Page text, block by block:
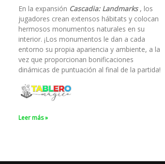
En la expansión Cascadia: Landmarks, los
jugadores crean extensos hábitats y colocan
hermosos monumentos naturales en su
interior. ¡Los monumentos le dan a cada
entorno su propia apariencia y ambiente, a la
vez que proporcionan bonificaciones
dinámicas de puntuación al final de la partida!
Leer más »